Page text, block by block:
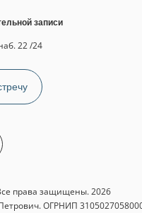
записи
22 /24
права защищены. 2026
ОГРНИП